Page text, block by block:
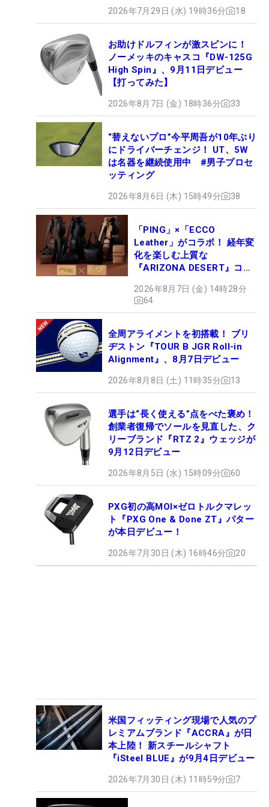
2026年7月29日 (水) 19時36分 18
お助けドルフィンが激スピンに！
ノーメッキのキャスコ『DW-125G
High Spin』、9月11日デビュー
【打ってみた】
2026年8月7日 (金) 18時36分 33
“替えないプロ”今平周吾が10年ぶり
にドライバーチェンジ！ UT、5W
は名器を継続使用中 #男子プロセ
ッティング
2026年8月6日 (木) 15時49分 38
「PING」×「ECCO
Leather」がコラボ！ 経年変
化を楽しむ上質な
『ARIZONA DESERT』コレ
ュー
2026年8月7日 (金) 14時28分
64
全周アライメントを初搭載！ ブリ
ヂストン『TOUR B JGR Roll-in
Alignment』、8月7日デビュー
2026年8月8日 (土) 11時35分 13
選手は“長く使える”点をべた褒め！
創業者復帰でソールを見直した、ク
リーブランド『RTZ 2』ウェッジが
9月12日デビュー
2026年8月5日 (水) 15時09分 60
PXG初の高MOI×ゼロトルクマレッ
ト『PXG One & Done ZT』パター
が本日デビュー！
2026年7月30日 (木) 16時46分 20
米国フィッティング現場で人気のプ
レミアムブランド『ACCRA』が日
本上陸！ 新スチールシャフト
『iSteel BLUE』が9月4日デビュー
2026年7月30日 (木) 11時59分 7